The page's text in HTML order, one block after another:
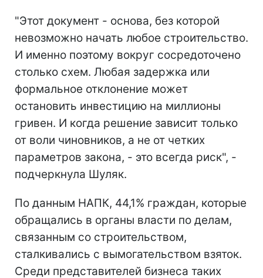
"Этот документ - основа, без которой
невозможно начать любое строительство.
И именно поэтому вокруг сосредоточено
столько схем. Любая задержка или
формальное отклонение может
остановить инвестицию на миллионы
гривен. И когда решение зависит только
от воли чиновников, а не от четких
параметров закона, - это всегда риск", -
подчеркнула Шуляк.
По данным НАПК, 44,1% граждан, которые
обращались в органы власти по делам,
связанным со строительством,
сталкивались с вымогательством взяток.
Среди представителей бизнеса таких